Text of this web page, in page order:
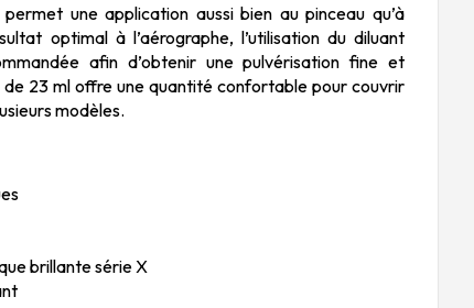
une application aussi bien au pinceau qu’à
optimal à l’aérographe, l’utilisation du diluant
afin d’obtenir une pulvérisation fine et
23 ml offre une quantité confortable pour couvrir
modèles.
brillante série X